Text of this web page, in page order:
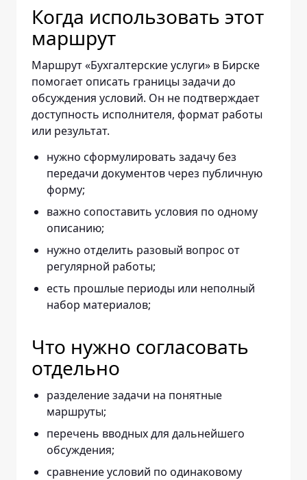
Когда использовать этот
маршрут
Маршрут «Бухгалтерские услуги» в Бирске
помогает описать границы задачи до
обсуждения условий. Он не подтверждает
доступность исполнителя, формат работы
или результат.
нужно сформулировать задачу без
передачи документов через публичную
форму;
важно сопоставить условия по одному
описанию;
нужно отделить разовый вопрос от
регулярной работы;
есть прошлые периоды или неполный
набор материалов;
Что нужно согласовать
отдельно
разделение задачи на понятные
маршруты;
перечень вводных для дальнейшего
обсуждения;
сравнение условий по одинаковому